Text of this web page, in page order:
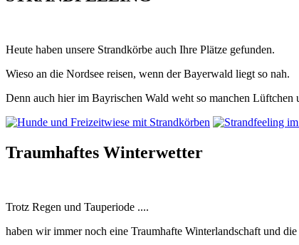
Heute haben unsere Strandkörbe auch Ihre Plätze gefunden.
Wieso an die Nordsee reisen, wenn der Bayerwald liegt so nah.
Denn auch hier im Bayrischen Wald weht so manchen
Traumhaftes Winterwetter
Trotz Regen und Tauperiode ....
haben wir immer noch eine Traumhafte Winterlandschaft und